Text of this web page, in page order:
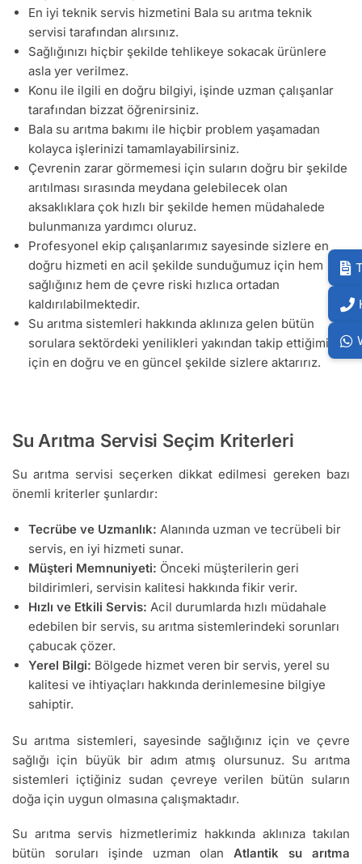
En iyi teknik servis hizmetini Bala su arıtma teknik
servisi tarafından alırsınız.
Sağlığınızı hiçbir şekilde tehlikeye sokacak ürünlere
asla yer verilmez.
Konu ile ilgili en doğru bilgiyi, işinde uzman çalışanlar
tarafından bizzat öğrenirsiniz.
Bala su arıtma bakımı ile hiçbir problem yaşamadan
kolayca işlerinizi tamamlayabilirsiniz.
Çevrenin zarar görmemesi için suların doğru bir şekilde
arıtılması sırasında meydana gelebilecek olan
aksaklıklara çok hızlı bir şekilde hemen müdahalede
bulunmanıza yardımcı oluruz.
Profesyonel ekip çalışanlarımız sayesinde sizlere en
doğru hizmeti en acil şekilde sunduğumuz için hem
sağlığınız hem de çevre riski hızlıca ortadan
kaldırılabilmektedir.
Su arıtma sistemleri hakkında aklınıza gelen bütün
sorulara sektördeki yenilikleri yakından takip ettiğimiz
için en doğru ve en güncel şekilde sizlere aktarırız.
Su Arıtma Servisi Seçim Kriterleri
Su arıtma servisi seçerken dikkat edilmesi gereken bazı
önemli kriterler şunlardır:
Tecrübe ve Uzmanlık: Alanında uzman ve tecrübeli bir
servis, en iyi hizmeti sunar.
Müşteri Memnuniyeti: Önceki müşterilerin geri
bildirimleri, servisin kalitesi hakkında fikir verir.
Hızlı ve Etkili Servis: Acil durumlarda hızlı müdahale
edebilen bir servis, su arıtma sistemlerindeki sorunları
çabucak çözer.
Yerel Bilgi: Bölgede hizmet veren bir servis, yerel su
kalitesi ve ihtiyaçları hakkında derinlemesine bilgiye
sahiptir.
Su arıtma sistemleri, sayesinde sağlığınız için ve çevre
sağlığı için büyük bir adım atmış olursunuz. Su arıtma
sistemleri içtiğiniz sudan çevreye verilen bütün suların
doğa için uygun olmasına çalışmaktadır.
Su arıtma servis hizmetlerimiz hakkında aklınıza takılan
bütün soruları işinde uzman olanAtlantik su arıtma